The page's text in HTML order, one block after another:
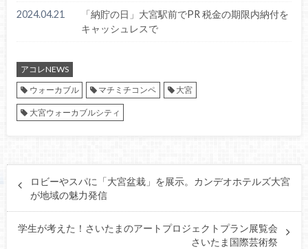
2024.04.21
「納貯の日」大宮駅前でPR 税金の期限内納付を
キャッシュレスで
アコレNEWS
ウォーカブル
マチミチコンペ 大宮
大宮ウォーカブルシティ
ロビーやスパに「大宮盆栽」を展示。カンデオホテルズ大宮
が地域の魅力発信
学生が考えた！さいたまのアートプロジェクトプラン展覧会
さいたま国際芸術祭